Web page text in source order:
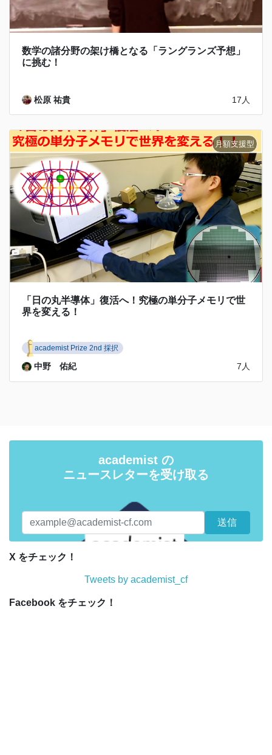
数学の諸分野の架け橋となる「ラングランズ予想」
に挑む！
松原 祐貴 17人
「日の丸半導体」復活へ！究極の単分子メモリで世
界を変える！
academist Prize 2nd 採択
中野 佑紀 7人
academist の
ニュースレターを受け取る
X をチェック！
Tweets by academist_cf
Facebook をチェック！